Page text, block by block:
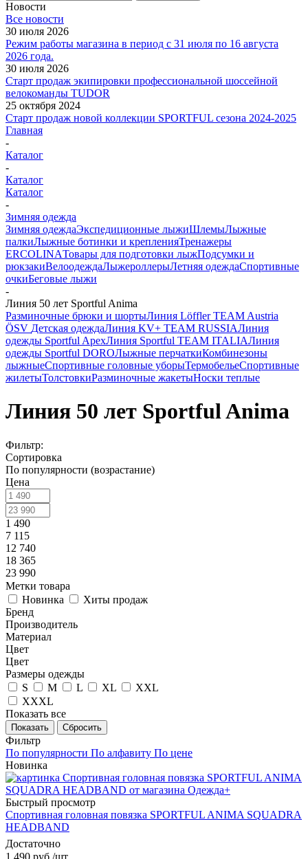
Новости
Все новости
30 июля 2026
Режим работы магазина в период с 31 июля по 16 августа
2026 года.
30 июля 2026
Старт продаж экипировки профессиональной шоссейной
велокоманды TUDOR
25 октября 2024
Старт продаж новой коллекции SPORTFUL сезона 2024-2025
Главная
-
Каталог
-
Каталог
Каталог
-
Зимняя одежда
Зимняя одеждаЭкспедиционные лыжиШлемыЛыжные
палкиЛыжные ботинки и крепленияТренажеры
ERCOLINAТовары для подготовки лыжПодсумки и
рюкзакиВелоодеждаЛыжероллерыЛетняя одеждаСпортивные
очкиБеговые лыжи
-
Линия 50 лет Sportful Anima
Разминочные брюки и шортыЛиния Löffler TEAM Austria
ÖSV Детская одеждаЛиния KV+ TEAM RUSSIAЛиния
одежды Sportful ApexЛиния Sportful TEAM ITALIAЛиния
одежды Sportful DOROЛыжные перчаткиКомбинезоны
лыжныеСпортивные головные уборыТермобельеСпортивные
жилетыТолстовкиРазминочные жакетыНоски теплые
Линия 50 лет Sportful Anima
Фильтр:
Сортировка
По популярности (возрастание)
Цена
1 490
7 115
12 740
18 365
23 990
Метки товара
Новинка
Хиты продаж
Бренд
Производитель
Материал
Цвет
Цвет
Размеры одежды
S
M L XL
XXL
XXXL
Показать все
Показать Сбросить
Фильтр
По популярности По алфавиту По цене
Новинка
Быстрый просмотр
Спортивная головная повязка SPORTFUL ANIMA SQUADRA
HEADBAND
Достаточно